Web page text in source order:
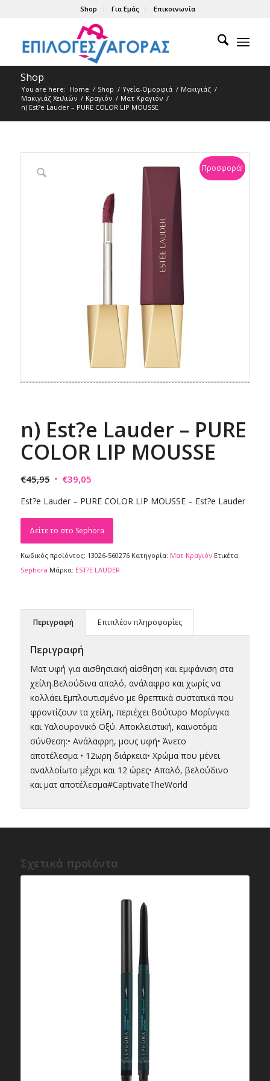
Shop Για Εμάς Επικοινωνία
Shop
You are here: Home / Shop / Υγεία-Ομορφιά / Μακιγιάζ /
Μακιγιάζ Χειλιών / Κραγιόν / Ματ Kραγιόν /
n) Est?e Lauder – PURE COLOR LIP MOUSSE
Προσφορά!
n) Est?e Lauder – PURE
COLOR LIP MOUSSE
€45,95 Original
was:
€45,95.
€39,05Η
τιμή
είναι:
€39,05.
Est?e Lauder – PURE COLOR LIP MOUSSE – Est?e Lauder
Δείτε το στο Sephora
Κωδικός προϊόντος: 13026-560276 Κατηγορία: Ματ Kραγιόν Ετικέτα:
Sephora Μάρκα: EST?E LAUDER
Περιγραφή Επιπλέον πληροφορίες
Περιγραφή
Ματ υφή για αισθησιακή αίσθηση και εμφάνιση στα
χείλη.Βελούδινα απαλό, ανάλαφρο και χωρίς να
κολλάει.Εμπλουτισμένο με θρεπτικά συστατικά που
φροντίζουν τα χείλη, περιέχει Βούτυρο Μορίνγκα
και Υαλουρονικό Οξύ. Αποκλειστική, καινοτόμα
σύνθεση:• Ανάλαφρη, μους υφή• Άνετο
αποτέλεσμα • 12ωρη διάρκεια• Χρώμα που μένει
αναλλοίωτο μέχρι και 12 ώρες• Απαλό, βελούδινο
και ματ αποτέλεσμα#CaptivateTheWorld
Σχετικά προϊόντα